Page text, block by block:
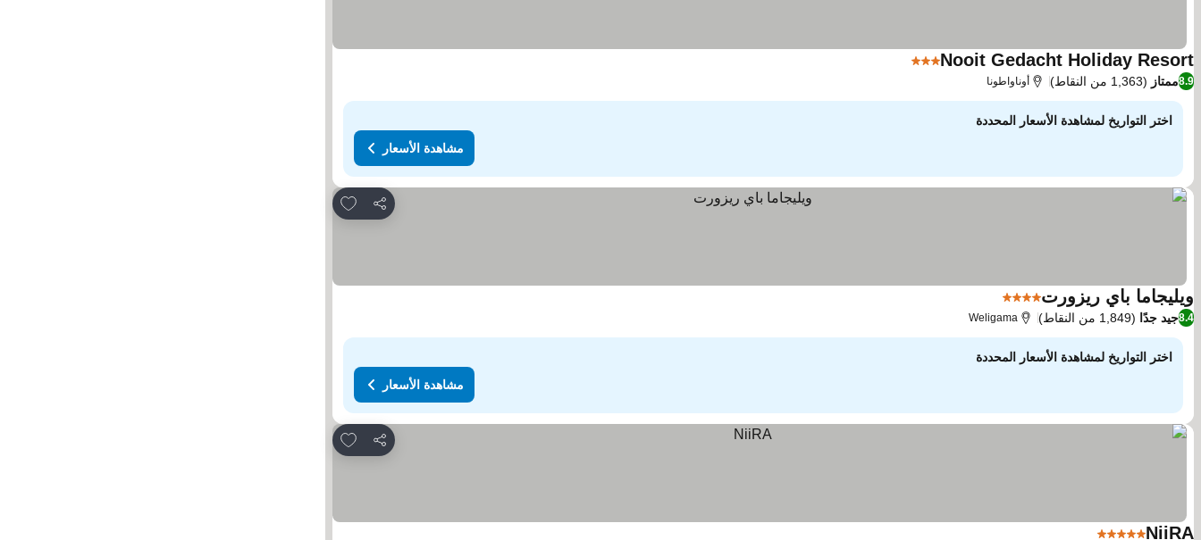
Nooit Gedacht Holiday Resort3 عدد النجوم
8.9ممتاز (1,363 من النقاط) أوناواطونا
اختر التواريخ لمشاهدة الأسعار المحددة
مشاهدة الأسعار
مشاركة
Add to favorites
ويليجاما باي ريزورت4 عدد النجوم
8.4جيد جدًا (1,849 من النقاط) Weligama
اختر التواريخ لمشاهدة الأسعار المحددة
مشاهدة الأسعار
مشاركة
Add to favorites
NiiRA